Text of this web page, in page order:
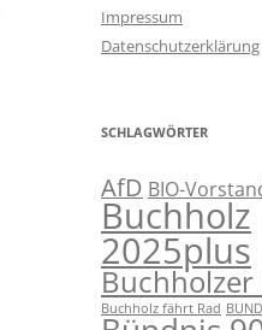
Impressum
Datenschutzerklärung
SCHLAGWÖRTER
AfD BIO-
Buchholz
2025plus
Buchholzer
Buchholz fährt Rad BUND